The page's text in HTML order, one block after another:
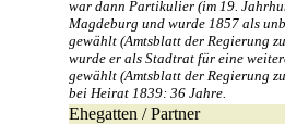
war dann Partikulier (im 19.
Magdeburg und wurde 1857 als
gewählt (Amtsblatt der Regierung
wurde er als Stadtrat für eine
gewählt (Amtsblatt der Regierung
bei Heirat 1839: 36 Jahre.
Ehegatten / Partner